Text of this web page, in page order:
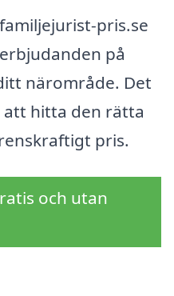
pris.se
på
närområde. Det
hitta den rätta
pris.
och utan